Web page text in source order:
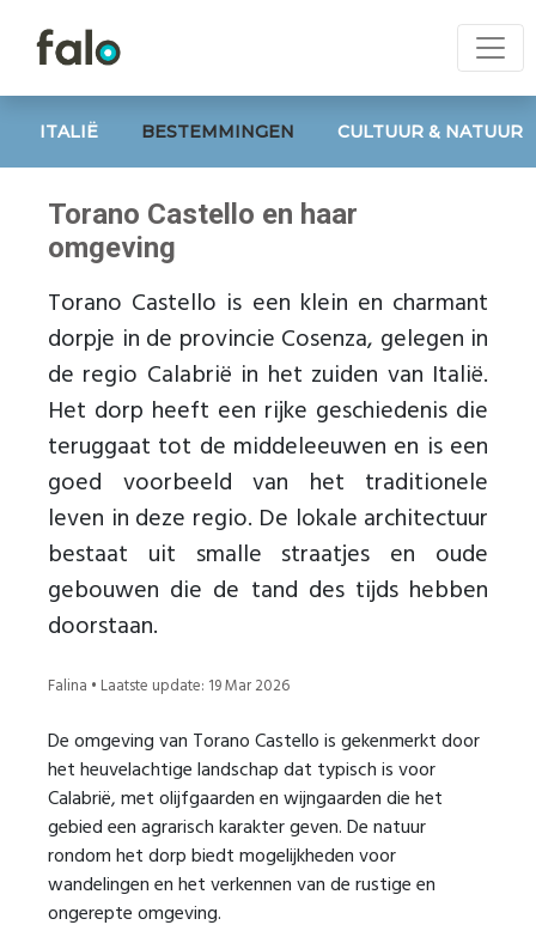
ITALIË BESTEMMINGEN CULTUUR & NATUUR
Torano Castello en haar
omgeving
Torano Castello is een klein en charmant
dorpje in de provincie Cosenza, gelegen in
de regio Calabrië in het zuiden van Italië.
Het dorp heeft een rijke geschiedenis die
teruggaat tot de middeleeuwen en is een
goed voorbeeld van het traditionele
leven in deze regio. De lokale architectuur
bestaat uit smalle straatjes en oude
gebouwen die de tand des tijds hebben
doorstaan.
Falina • Laatste update: 19 Mar 2026
De omgeving van Torano Castello is gekenmerkt door
het heuvelachtige landschap dat typisch is voor
Calabrië, met olijfgaarden en wijngaarden die het
gebied een agrarisch karakter geven. De natuur
rondom het dorp biedt mogelijkheden voor
wandelingen en het verkennen van de rustige en
ongerepte omgeving.